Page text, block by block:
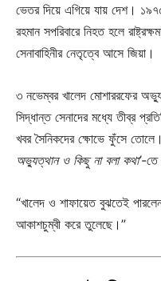
ভেতর দিয়ে এগিয়ে যায় দেশ।
রহমান সপরিবারে নিহত হলে
সেনাবাহিনীর নেতৃত্বে আসে জিয়া।
৩ নভেম্বর খালেদ মোশাররফের
সিদ্ধান্ত সেনাদের মধ্যে তীব্র
খবর সৈনিকদের ক্ষোভে ফুঁসে
অভ্যুত্থান ও কিছু না বলা কথা’-তে
“খালেদ ও শাফায়েত বুঝতেই
আকাশচুম্বী করে তুলেছে।”